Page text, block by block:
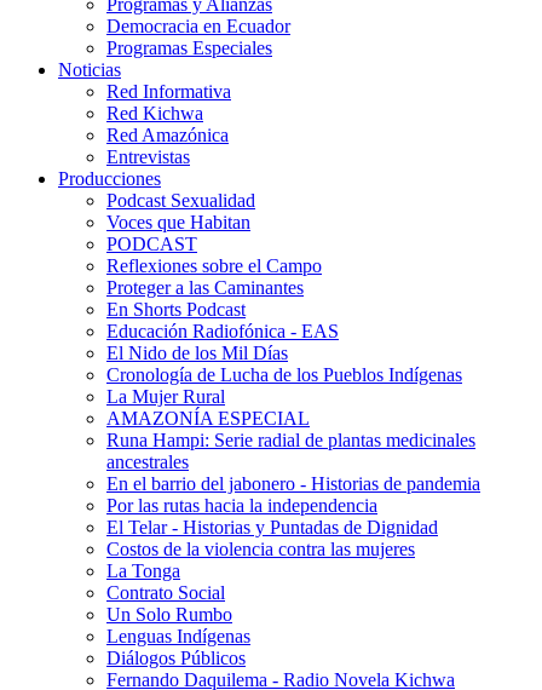
Programas y Alianzas
Democracia en Ecuador
Programas Especiales
Noticias
Red Informativa
Red Kichwa
Red Amazónica
Entrevistas
Producciones
Podcast Sexualidad
Voces que Habitan
PODCAST
Reflexiones sobre el Campo
Proteger a las Caminantes
En Shorts Podcast
Educación Radiofónica - EAS
El Nido de los Mil Días
Cronología de Lucha de los Pueblos Indígenas
La Mujer Rural
AMAZONÍA ESPECIAL
Runa Hampi: Serie radial de plantas medicinales
ancestrales
En el barrio del jabonero - Historias de pandemia
Por las rutas hacia la independencia
El Telar - Historias y Puntadas de Dignidad
Costos de la violencia contra las mujeres
La Tonga
Contrato Social
Un Solo Rumbo
Lenguas Indígenas
Diálogos Públicos
Fernando Daquilema - Radio Novela Kichwa